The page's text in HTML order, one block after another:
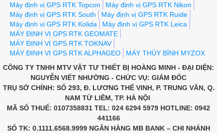
Máy định vị GPS RTK Topcon
Máy định vị GPS RTK Nikon
Máy định vị GPS RTK South
Máy định vị GPS RTK Ruide
Máy định vị GPS RTK Kolida
Máy định vị GPS RTK Leica
MÁY ĐỊNH VỊ GPS RTK GEOMATE
MÁY ĐỊNH VỊ GPS RTK TOKNAV
MÁY ĐỊNH VỊ GPS RTK ALPHAGEO
MÁY THỦY BÌNH MYZOX
CÔNG TY TNHH MTV VẬT TƯ THIẾT BỊ HOÀNG MINH - ĐẠI DIỆN:
NGUYỄN VIẾT NHƯỜNG - CHỨC VỤ: GIÁM ĐỐC
TRỤ SỞ CHÍNH: SỐ 293, Đ. LƯƠNG THẾ VINH, P. TRUNG VĂN, Q.
NAM TỪ LIÊM, TP. HÀ NỘI
MÃ SỐ THUẾ: 0107358831 TEL: 024 6294 5979 HOTLINE: 0942
441166
SỐ TK: 0.1111.6568.9999 NGÂN HÀNG MB BANK – CHI NHÁNH